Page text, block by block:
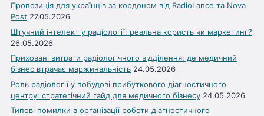
Пропозиція для українців за кордоном від RadioLance та Nova
Post 27.05.2026
Штучний інтелект у радіології: реальна користь чи маркетинг?
26.05.2026
Приховані витрати радіологічного відділення: де медичний
бізнес втрачає маржинальність 24.05.2026
Роль радіології у побудові прибуткового діагностичного
центру: стратегічний гайд для медичного бізнесу 24.05.2026
Типові помилки в організації роботи діагностичного